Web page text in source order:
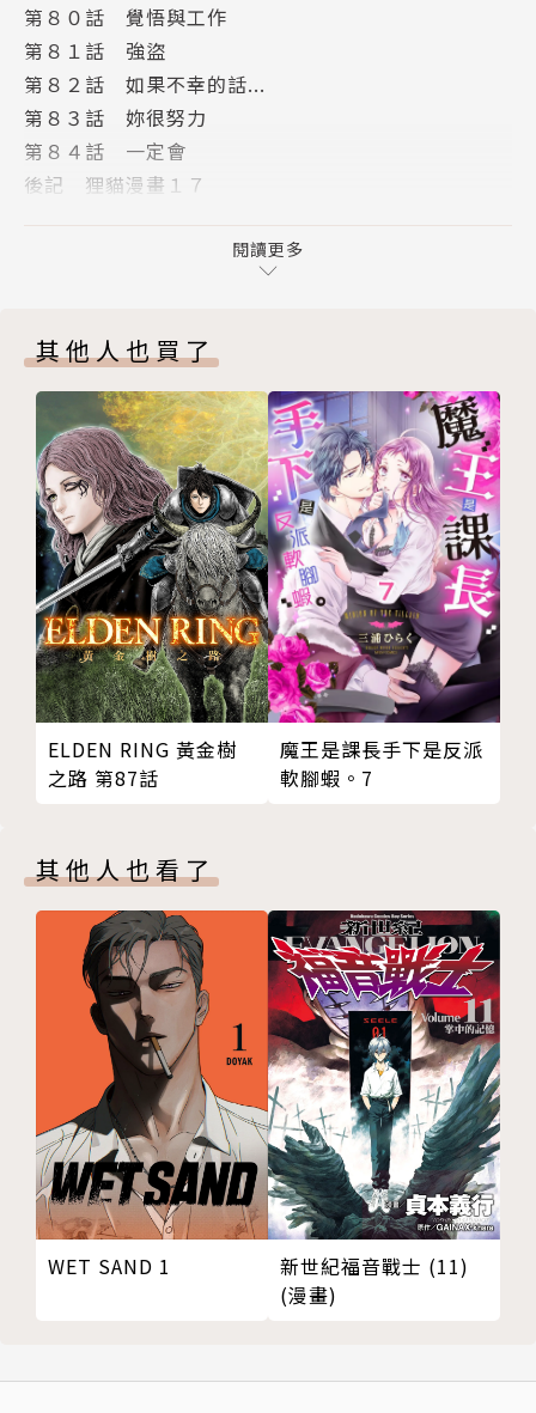
第８０話 覺悟與工作
第８１話 強盜
第８２話 如果不幸的話...
第８３話 妳很努力
第８４話 一定會
後記 狸貓漫畫１７
閱讀更多
其他人也買了
ELDEN RING 黃金樹
之路 第87話
魔王是課長手下是反派
軟腳蝦。7
其他人也看了
WET SAND 1
新世紀福音戰士 (11)
(漫畫)